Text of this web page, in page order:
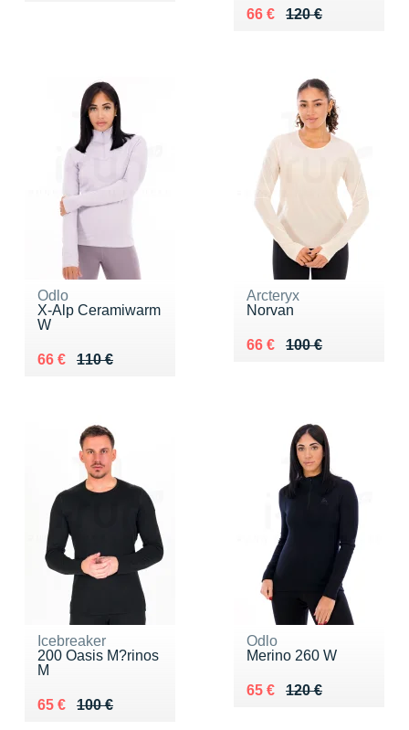
120 €
Au lieu de 120 €
66 €
Vendu 66 €
Odlo
X-Alp Ceramiwarm
W
110 €
Au lieu de 110 €
66 €
Vendu 66 €
Arcteryx
Norvan
100 €
Au lieu de 100 €
66 €
Vendu 66 €
Icebreaker
200 Oasis M?rinos
M
100 €
Au lieu de 100 €
65 €
Vendu 65 €
Odlo
Merino 260 W
120 €
Au lieu de 120 €
65 €
Vendu 65 €